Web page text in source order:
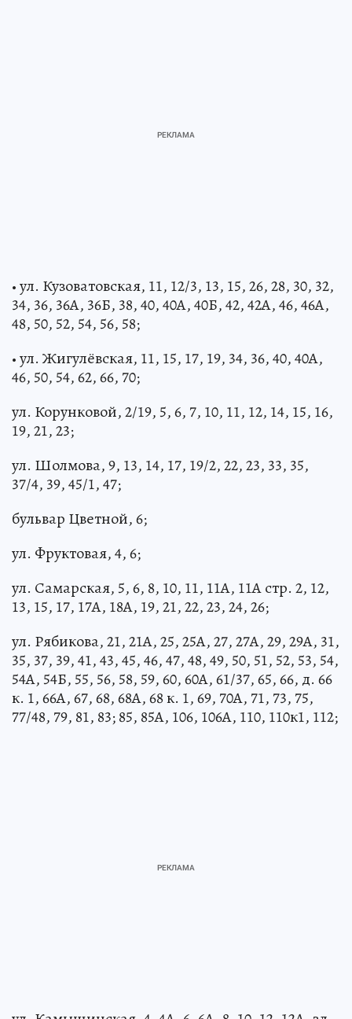
• ул. Кузоватовская, 11, 12/3, 13, 15, 26, 28, 30, 32,
34, 36, 36А, 36Б, 38, 40, 40А, 40Б, 42, 42А, 46, 46А,
48, 50, 52, 54, 56, 58;
• ул. Жигулёвская, 11, 15, 17, 19, 34, 36, 40, 40А,
46, 50, 54, 62, 66, 70;
ул. Корунковой, 2/19, 5, 6, 7, 10, 11, 12, 14, 15, 16,
19, 21, 23;
ул. Шолмова, 9, 13, 14, 17, 19/2, 22, 23, 33, 35,
37/4, 39, 45/1, 47;
бульвар Цветной, 6;
ул. Фруктовая, 4, 6;
ул. Самарская, 5, 6, 8, 10, 11, 11А, 11А стр. 2, 12,
13, 15, 17, 17А, 18А, 19, 21, 22, 23, 24, 26;
ул. Рябикова, 21, 21А, 25, 25А, 27, 27А, 29, 29А, 31,
35, 37, 39, 41, 43, 45, 46, 47, 48, 49, 50, 51, 52, 53, 54,
54А, 54Б, 55, 56, 58, 59, 60, 60А, 61/37, 65, 66, д. 66
к. 1, 66А, 67, 68, 68А, 68 к. 1, 69, 70А, 71, 73, 75,
77/48, 79, 81, 83; 85, 85А, 106, 106А, 110, 110к1, 112;